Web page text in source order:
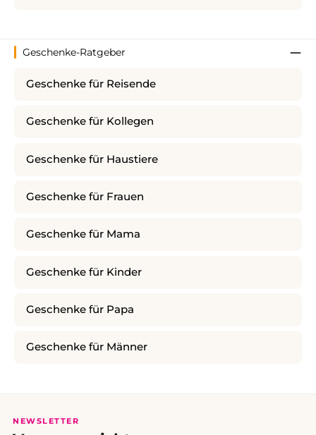
Geschenke-Ratgeber
Geschenke für Reisende
Geschenke für Kollegen
Geschenke für Haustiere
Geschenke für Frauen
Geschenke für Mama
Geschenke für Kinder
Geschenke für Papa
Geschenke für Männer
NEWSLETTER